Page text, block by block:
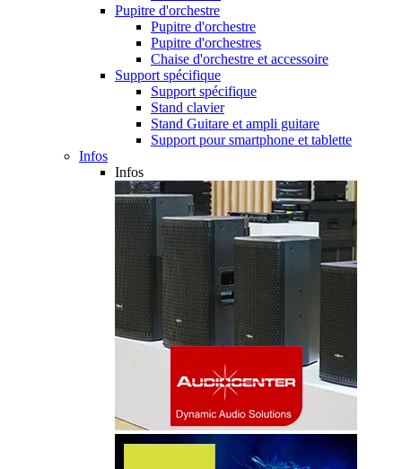
Pupitre d'orchestre
Pupitre d'orchestre
Pupitre d'orchestres
Chaise d'orchestre et accessoire
Support spécifique
Support spécifique
Stand clavier
Stand Guitare et ampli guitare
Support pour smartphone et tablette
Infos
Infos